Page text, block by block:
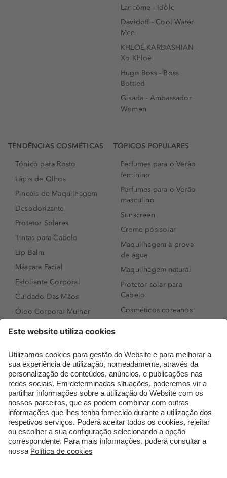
Lancôme - Idôle
Davidoff - Cool Water
Men
KHLOÉ KARDASHIAN -
Xo Khloè
Hugo Boss - Boss
Bottled
Gisada - Ambassador
Women
TENDÊNCIAS COSMÉTICAS
Tónico para Rosto
Lápis de Olhos
Pincéis de Maquilhagem
Desodorizante
Protetor Solares
Tintas para Cabelo
Lip Balm
Máscara Facial
Esfoliante Corporal
Cuidado Das Mãos
Óleo Corporal Mulher
Sérum de Rosto
Body mist & Spray
corporal
Produtos para Cabelo
Homem
Espuma de Limpeza
Facial
Dermocosmética
TÓPICOS POPULARES
Perfumes para o Verão
feminino
Perfumes para o Verão
masculino
Sunscreen
Creme pós-solar
Maquilhagem à prova
de água
Maquilhagem natural
Protetor solar para
Cabelo
Cosméticos coreanos
Perfumes árabes
Novidades
Melhores Perfumes
Femininos
TOP 10: Perfumes
Masculinos
Pestanas Postiças
Creme Rosto Homem